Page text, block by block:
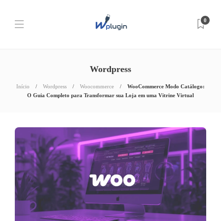
0
Wordpress
Início Wordpress Woocommerce
WooCommerce Modo Catálogo:
O Guia Completo para Transformar sua Loja em uma Vitrine Virtual